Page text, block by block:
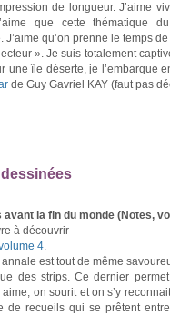
de longueur. J’aime
que cette thématique
qu’on prenne le temps
». Je suis totalement
une île déserte, je l’embarque
de Guy Gavriel KAY (faut pas
avant la fin du monde (Notes,
à découvrir
4.
est tout de même
des strips. Ce dernier
aime, on sourit et on s’y
de recueils qui se prêtent